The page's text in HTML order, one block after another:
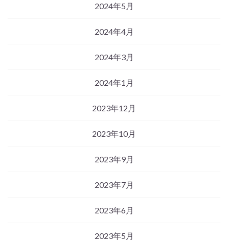
2024年5月
2024年4月
2024年3月
2024年1月
2023年12月
2023年10月
2023年9月
2023年7月
2023年6月
2023年5月